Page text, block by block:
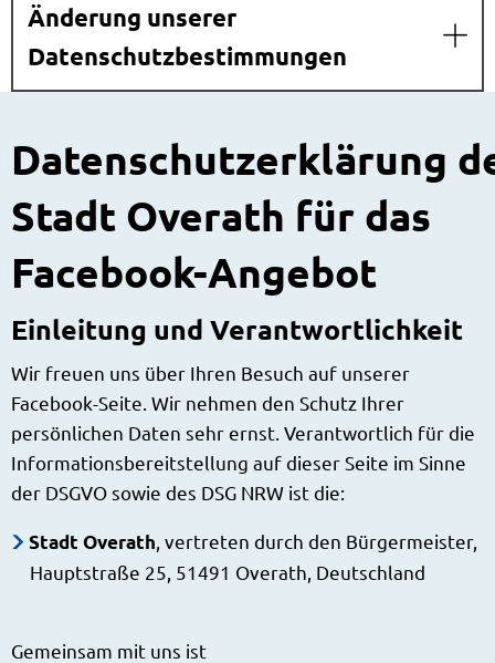
Änderung unserer
Datenschutzbestimmungen
Datenschutzerklärung
Stadt Overath für das
Facebook-Angebot
Einleitung und Verantwortlichkeit
Wir freuen uns über Ihren Besuch auf unserer
Facebook-Seite. Wir nehmen den Schutz Ihrer
persönlichen Daten sehr ernst. Verantwortlich für die
Informationsbereitstellung auf dieser Seite im Sinne
der DSGVO sowie des DSG NRW ist die:
Stadt Overath , vertreten durch den Bürgermeister,
Hauptstraße 25, 51491 Overath, Deutschland
Gemeinsam mit uns ist